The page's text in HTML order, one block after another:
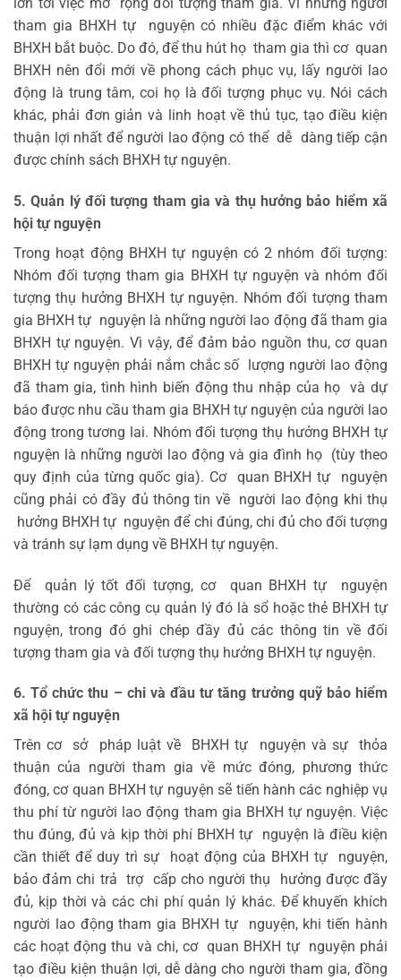
tham gia BHXH tự nguyện có nhiều đặc điểm khác với
BHXH bắt buộc. Do đó, để thu hút họ tham gia thì cơ quan
BHXH nên đổi mới về phong cách phục vụ, lấy người lao
động là trung tâm, coi họ là đối tượng phục vụ. Nói cách
khác, phải đơn giản và linh hoạt về thủ tục, tạo điều kiện
thuận lợi nhất để người lao động có thể dễ dàng tiếp cận
được chính sách BHXH tự nguyện.
5. Quản lý đối tượng tham giavà thụ hưởng bảo hiểm xã
hội tựnguyện
Trong hoạt động BHXH tự nguyện có 2 nhóm đối tượng:
Nhóm đối tượng tham gia BHXH tự nguyện và nhóm đối
tượng thụ hưởng BHXH tự nguyện. Nhóm đối tượng tham
gia BHXH tự nguyện là những người lao động đã tham gia
BHXH tự nguyện. Vì vậy, để đảm bảo nguồn thu, cơ quan
BHXH tự nguyện phải nắm chắc số lượng người lao động
đã tham gia, tình hình biến động thu nhập của họ và dự
báo được nhu cầu tham gia BHXH tự nguyện của người lao
động trong tương lai. Nhóm đối tượng thụ hưởng BHXH tự
nguyện là những người lao động và gia đình họ (tùy theo
quy định của từng quốc gia). Cơ quan BHXH tự nguyện
cũng phải có đầy đủ thông tin về người lao động khi thụ
hưởng BHXH tự nguyện để chi đúng, chi đủ cho đối tượng
và tránh sự lạm dụng về BHXH tự nguyện.
Để quản lý tốt đối tượng, cơ quan BHXH tự nguyện
thường có các công cụ quản lý đó là sổ hoặc thẻ BHXH tự
nguyện, trong đó ghi chép đầy đủ các thông tin về đối
tượng tham gia và đối tượng thụ hưởng BHXH tự nguyện.
6. Tổ chức thu – chi và đầu tư tăng trưởng quỹ bảo hiểm
xã hội tự nguyện
Trên cơ sở pháp luật về BHXH tự nguyện và sự thỏa
thuận của người tham gia về mức đóng, phương thức
đóng, cơ quan BHXH tự nguyện sẽ tiến hành các nghiệp vụ
thu phí từ người lao động tham gia BHXH tự nguyện. Việc
thu đúng, đủ và kịp thời phí BHXH tự nguyện là điều kiện
cần thiết để duy trì sự hoạt động của BHXH tự nguyện,
bảo đảm chi trả trợ cấp cho người thụ hưởng được đầy
đủ, kịp thời và các chi phí quản lý khác. Để khuyến khích
người lao động tham gia BHXH tự nguyện, khi tiến hành
các hoạt động thu và chi, cơ quan BHXH tự nguyện phải
tạo điều kiện thuận lợi, dễ dàng cho người tham gia, đồng